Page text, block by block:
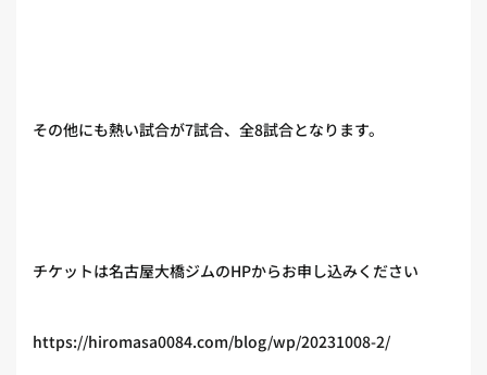
その他にも熱い試合が7試合、全8試合となります。
チケットは名古屋大橋ジムのHPからお申し込みください
https://hiromasa0084.com/blog/wp/20231008-2/